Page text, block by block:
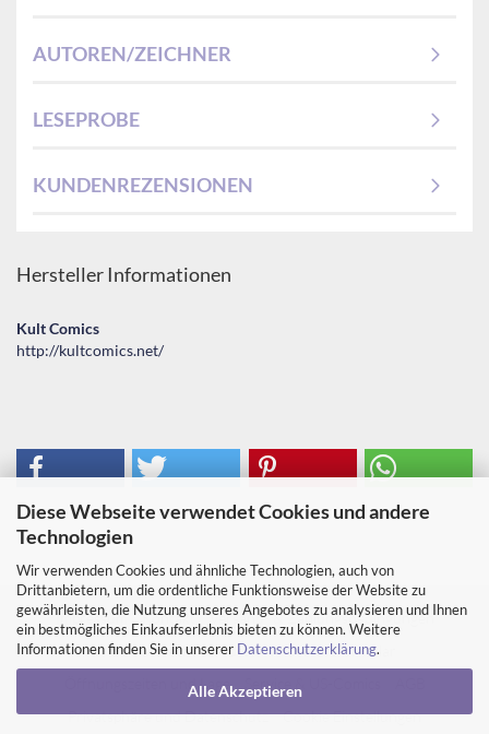
Diese Webseite verwendet Cookies und andere
Technologien
Wir verwenden Cookies und ähnliche Technologien, auch von
Drittanbietern, um die ordentliche Funktionsweise der Website zu
gewährleisten, die Nutzung unseres Angebotes zu analysieren und Ihnen
ein bestmögliches Einkaufserlebnis bieten zu können. Weitere
Informationen finden Sie in unserer Datenschutzerklärung.
Alle Akzeptieren
AUTOREN/ZEICHNER
LESEPROBE
KUNDENREZENSIONEN
Hersteller Informationen
Kult Comics
http://kultcomics.net/
Impressum Kontakt
Versand- & Zahlungsbedingungen
Widerrufsrecht & Muster-Widerrufsformular
Öffnungszeiten und Lage
Service & US-Comics
Privatsphäre und Datenschutz
Cookie Einstellungen